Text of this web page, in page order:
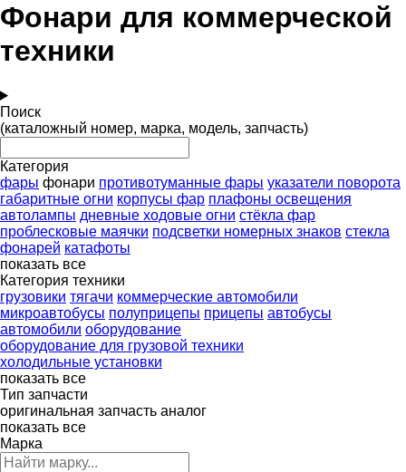
Фонари для коммерческой
техники
Поиск
(каталожный номер, марка, модель, запчасть)
Категория
фары фонари противотуманные фары указатели поворота
габаритные огни корпусы фар плафоны освещения
автолампы дневные ходовые огни стёкла фар
проблесковые маячки подсветки номерных знаков стекла
фонарей катафоты
показать все
Категория техники
грузовики тягачи коммерческие автомобили
микроавтобусы полуприцепы прицепы автобусы
автомобили оборудование
оборудование для грузовой техники
холодильные установки
показать все
Тип запчасти
оригинальная запчасть аналог
показать все
Марка